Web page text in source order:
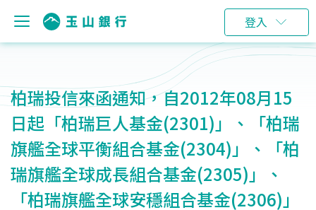
登入
柏瑞投信來函通知，自2012年08月15
日起「柏瑞巨人基金(2301)」、「柏瑞
旗艦全球平衡組合基金(2304)」、「柏
瑞旗艦全球成長組合基金(2305)」、
「柏瑞旗艦全球安穩組合基金(2306)」